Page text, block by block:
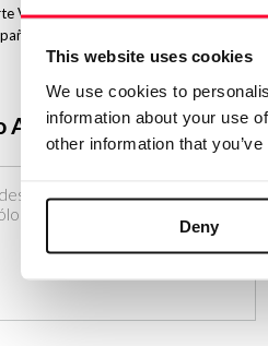
This website uses cookies
We use cookies to
information about your use
other information that
Deny
Visual | Literatura
Andres
y todo por hacer.
es el comienzo.